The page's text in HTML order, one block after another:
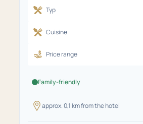
Typ
Cuisine
Price range
Family-friendly
approx. 0,1 km from the hotel